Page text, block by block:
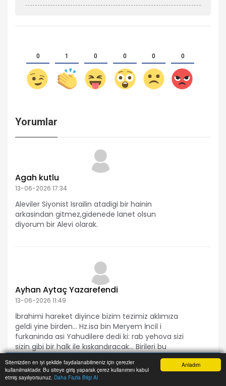
Anladım
Sitemizden en iyi şekilde faydalanabilmeniz için çerezler
kullanılmaktadır. Bu siteye giriş yaparak çerez kullanımını kabul
etmiş sayılıyorsunuz. Daha Fazla Bilgi Al
0 1 0 0 0 0
Yorumlar
Agah kutlu
13-06-2026 17:34
Aleviler Siyonist Israilin atadigi bir hainin
arkasindan gitmez,gidenede lanet olsun
diyorum bir Alevi olarak.
Ayhan Aytaç Yazarefendi
13-06-2026 11:49
İbrahimi hareket diyince bizim tezimiz aklımıza
geldi yine birden... Hz.isa bin Meryem İncil i
furkaninda asi Yahudilere dedi ki: rab yehova sizi
sizin gibi bir halk ile kıskandıracak... Birileri bu
halkın Ümmet i Muhammed (Saav) olduğunu
ima etti oysa bu söz ahir i ahir zaman ile ilgili idi
ve nesepsel etnoteolojik bir halk kasdediliyordu...
Anasayfa Yazarlar Haber Ara İhbar Hattı Menu